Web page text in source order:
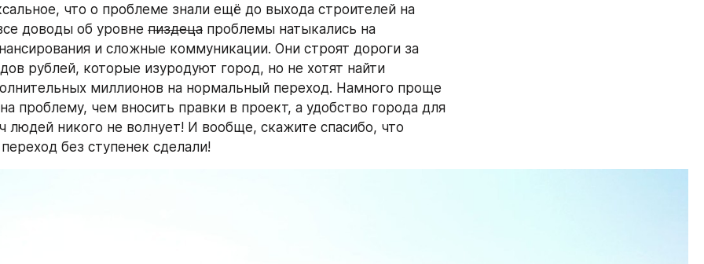
что о проблеме знали ещё до выхода строителей на
доводы об уровне пиздеца проблемы натыкались на
и сложные коммуникации. Они строят дороги за
рублей, которые изуродуют город, но не хотят найти
миллионов на нормальный переход. Намного проще
проблему, чем вносить правки в проект, а удобство города для
людей никого не волнует! И вообще, скажите спасибо, что
без ступенек сделали!